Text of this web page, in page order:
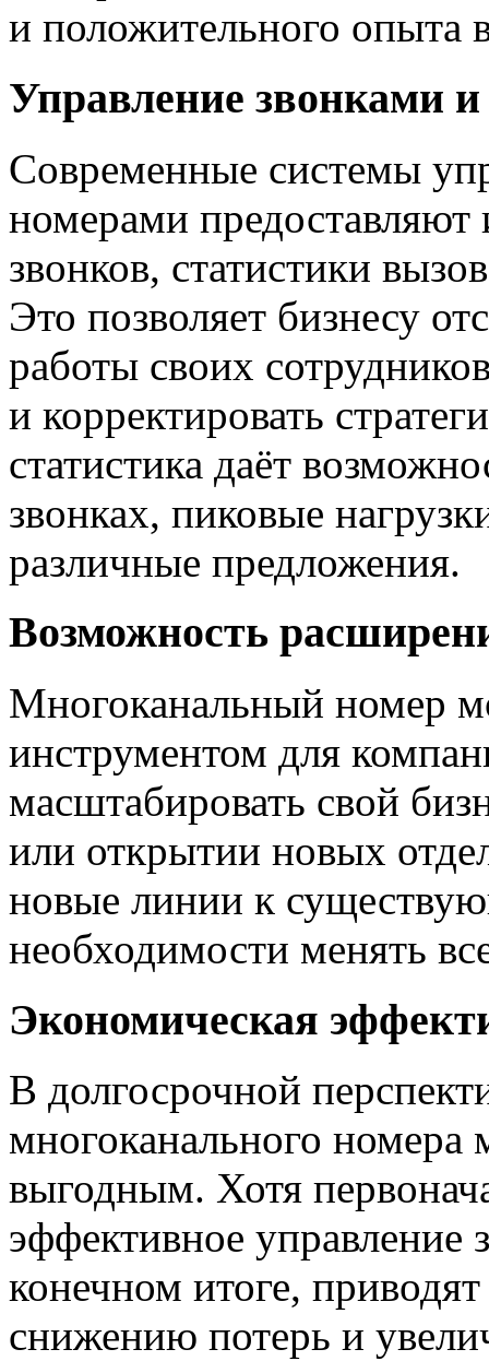
и положительного опыта
Управление звонками
Современные системы
номерами предоставляют
звонков, статистики
Это позволяет бизнесу
работы своих
и корректировать
статистика даёт
звонках, пиковые
различные предложения.
Возможность
Многоканальный номер
инструментом для
масштабировать свой
или открытии новых
новые линии к
необходимости менять
Экономическая
В долгосрочной
многоканального номера
выгодным. Хотя
эффективное управление
конечном итоге,
снижению потерь и